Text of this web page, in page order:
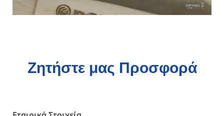
Ζητήστε μας Προσφορά